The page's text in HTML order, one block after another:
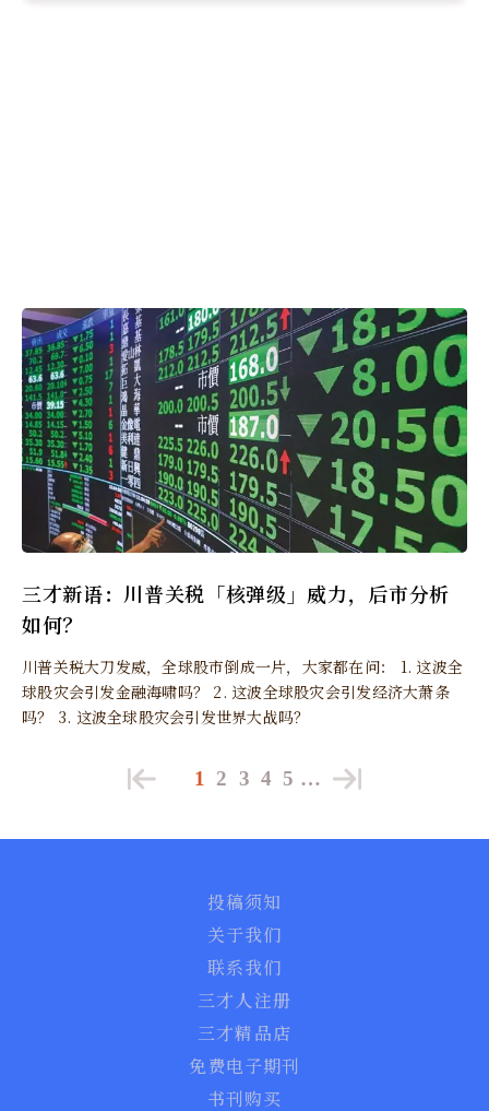
三才新语：川普关税「核弹级」威力，后市分析
如何？
川普关税大刀发威，全球股市倒成一片，大家都在问： 1. 这波全
球股灾会引发金融海啸吗？ 2. 这波全球股灾会引发经济大萧条
吗？ 3. 这波全球股灾会引发世界大战吗？
1 2 3 4 5 …
投稿须知
关于我们
联系我们
三才人注册
三才精品店
免费电子期刊
书刊购买